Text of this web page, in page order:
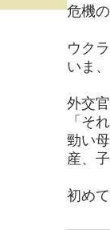
危機
ウク
いま
外交
「そ
勁い
産、
初め